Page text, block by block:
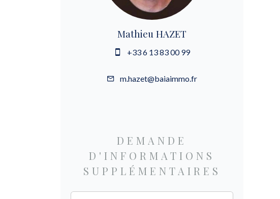
Mathieu HAZET
+33 6 13 83 00 99
m.hazet@baiaimmo.fr
DEMANDE
D'INFORMATIONS
SUPPLÉMENTAIRES